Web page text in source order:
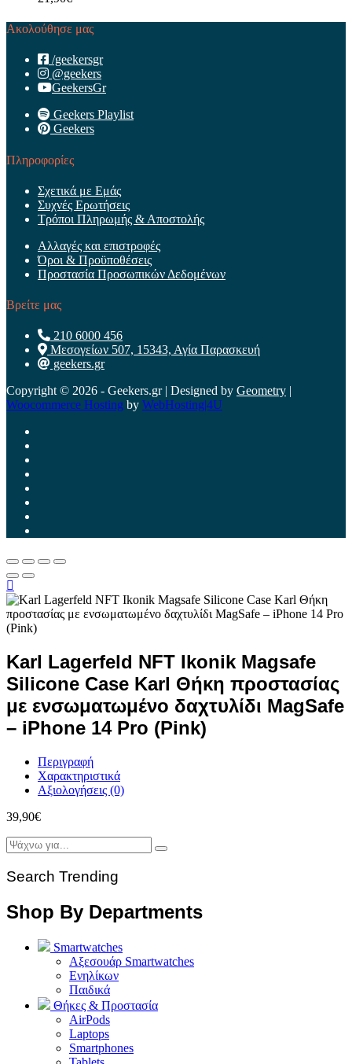
Ακολούθησε μας
/geekersgr
@geekers
GeekersGr
Geekers Playlist
Geekers
Πληροφορίες
Σχετικά με Εμάς
Συχνές Ερωτήσεις
Τρόποι Πληρωμής & Αποστολής
Αλλαγές και επιστροφές
Όροι & Προϋποθέσεις
Προστασία Προσωπικών Δεδομένων
Βρείτε μας
210 6000 456
Μεσογείων 507, 15343, Αγία Παρασκευή
geekers.gr
Copyright © 2026 - Geekers.gr | Designed by Geometry |
Woocommerce Hosting by WebHosting|4U
Karl Lagerfeld NFT Ikonik Magsafe
Silicone Case Karl Θήκη προστασίας
με ενσωματωμένο δαχτυλίδι MagSafe
– iPhone 14 Pro (Pink)
Περιγραφή
Χαρακτηριστικά
Αξιολογήσεις (0)
39,90€
Search Trending
Shop By Departments
Smartwatches
Αξεσουάρ Smartwatches
Ενηλίκων
Παιδικά
Θήκες & Προστασία
AirPods
Laptops
Smartphones